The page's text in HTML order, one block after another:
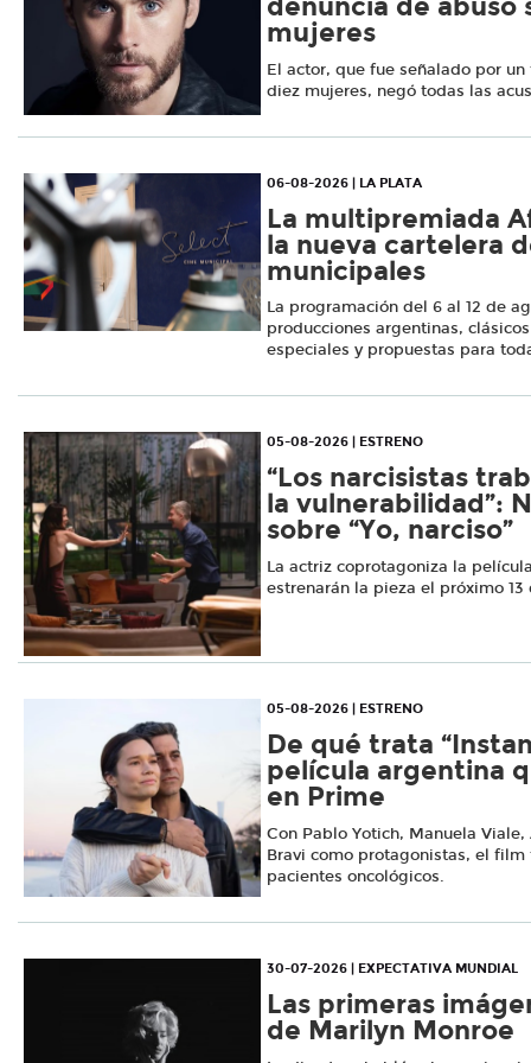
denuncia de abuso
mujeres
El actor, que fue señalado por
diez mujeres, negó todas las
06-08-2026 | LA PLATA
La multipremiada
la nueva cartelera
municipales
La programación del 6 al 12 de
producciones argentinas,
especiales y propuestas para
05-08-2026 | ESTRENO
“Los narcisistas
la vulnerabilidad”:
sobre “Yo, narciso”
La actriz coprotagoniza la
estrenarán la pieza el próximo 13
05-08-2026 | ESTRENO
De qué trata
película argentina
en Prime
Con Pablo Yotich, Manuela
Bravi como protagonistas, el
pacientes oncológicos.
30-07-2026 | EXPECTATIVA MUNDIAL
Las primeras
de Marilyn Monroe